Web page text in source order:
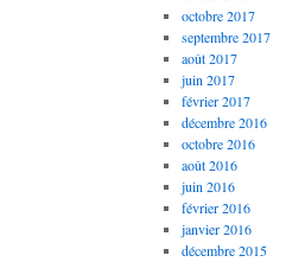
octobre 2017
septembre 2017
août 2017
juin 2017
février 2017
décembre 2016
octobre 2016
août 2016
juin 2016
février 2016
janvier 2016
décembre 2015